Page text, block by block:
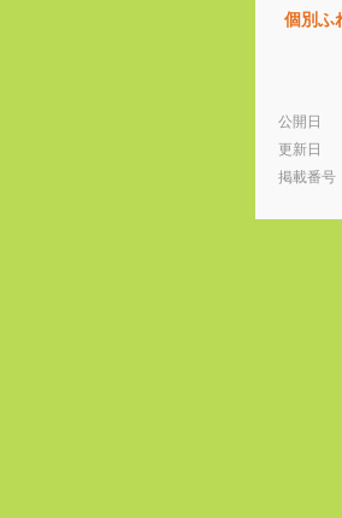
個別ふ
公開日
更新日
​掲載番号